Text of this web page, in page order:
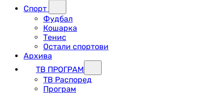
Спорт
Фудбал
Кошарка
Тенис
Остали спортови
Архива
ТВ ПРОГРАМ
ТВ Распоред
Програм